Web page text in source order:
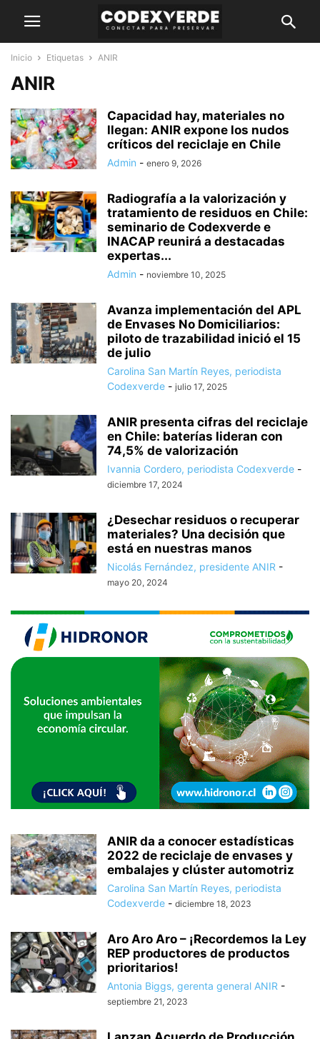
Inicio Etiquetas ANIR
ANIR
Capacidad hay, materiales no
llegan: ANIR expone los nudos
críticos del reciclaje en Chile
Admin - enero 9, 2026
Radiografía a la valorización y
tratamiento de residuos en Chile:
seminario de Codexverde e
INACAP reunirá a destacadas
expertas...
Admin - noviembre 10, 2025
Avanza implementación del APL
de Envases No Domiciliarios:
piloto de trazabilidad inició el 15
de julio
Carolina San Martín Reyes, periodista
Codexverde - julio 17, 2025
ANIR presenta cifras del reciclaje
en Chile: baterías lideran con
74,5% de valorización
Ivannia Cordero, periodista Codexverde -
diciembre 17, 2024
¿Desechar residuos o recuperar
materiales? Una decisión que
está en nuestras manos
Nicolás Fernández, presidente ANIR -
mayo 20, 2024
ANIR da a conocer estadísticas
2022 de reciclaje de envases y
embalajes y clúster automotriz
Carolina San Martín Reyes, periodista
Codexverde - diciembre 18, 2023
Aro Aro Aro – ¡Recordemos la Ley
REP productores de productos
prioritarios!
Antonia Biggs, gerenta general ANIR -
septiembre 21, 2023